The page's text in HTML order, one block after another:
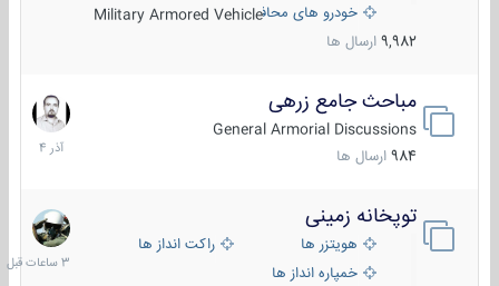
خودرو های محافظت شدهMilitary Armored Vehicle
9,982 ارسال ها
مباحث جامع زرهی
General Armorial Discussions
984 ارسال ها
7
آذر
1404
توپخانه زمینی
هویتزر ها
راکت انداز ها
خمپاره انداز ها
3
ساعات
قبل